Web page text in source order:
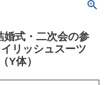
婚式・二次会の参
リッシュスーツ
Y体）